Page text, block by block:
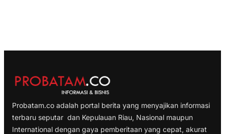
Probatam.co adalah portal berita yang menyajikan informasi
terbaru seputar dan Kepulauan Riau, Nasional maupun
International dengan gaya pemberitaan yang cepat, akurat